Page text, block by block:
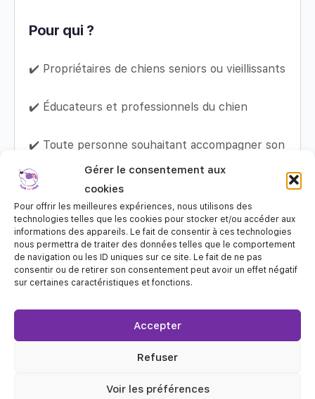
Gérer le consentement aux
cookies
Pour offrir les meilleures expériences, nous utilisons des
technologies telles que les cookies pour stocker et/ou accéder aux
informations des appareils. Le fait de consentir à ces technologies
nous permettra de traiter des données telles que le comportement
de navigation ou les ID uniques sur ce site. Le fait de ne pas
consentir ou de retirer son consentement peut avoir un effet négatif
sur certaines caractéristiques et fonctions.
Accepter
Refuser
Voir les préférences
Pour qui ?
✔️ Propriétaires de chiens seniors ou vieillissants
✔️ Éducateurs et professionnels du chien
✔️ Toute personne souhaitant accompagner son
chien avec justesse
❌ Ce webinaire ne remplace pas un suivi
vétérinaire
❌ Il ne s’adresse pas à ceux qui cherchent une
solution miracle
Infos pratiques
📍 Webinaire en ligne – replay inclus
⏱️ 27 mars de 19h à 20h30